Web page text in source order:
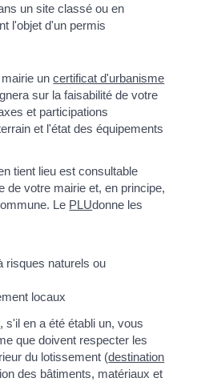
un site classé ou en
l'objet d'un permis
mairie uncertificat d'urbanisme
sur la faisabilité de votre
et participations
et l'état des équipements
tient lieu est consultable
de votre mairie et, en principe,
Le PLUdonne les
risques naturels ou
locaux
, s'il en a été établi un, vous
que doivent respecter les
du lotissement (destination
des bâtiments, matériaux et